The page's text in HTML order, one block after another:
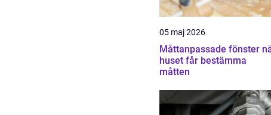
05 maj 2026
Måttanpassade fönster när
huset får bestämma
måtten